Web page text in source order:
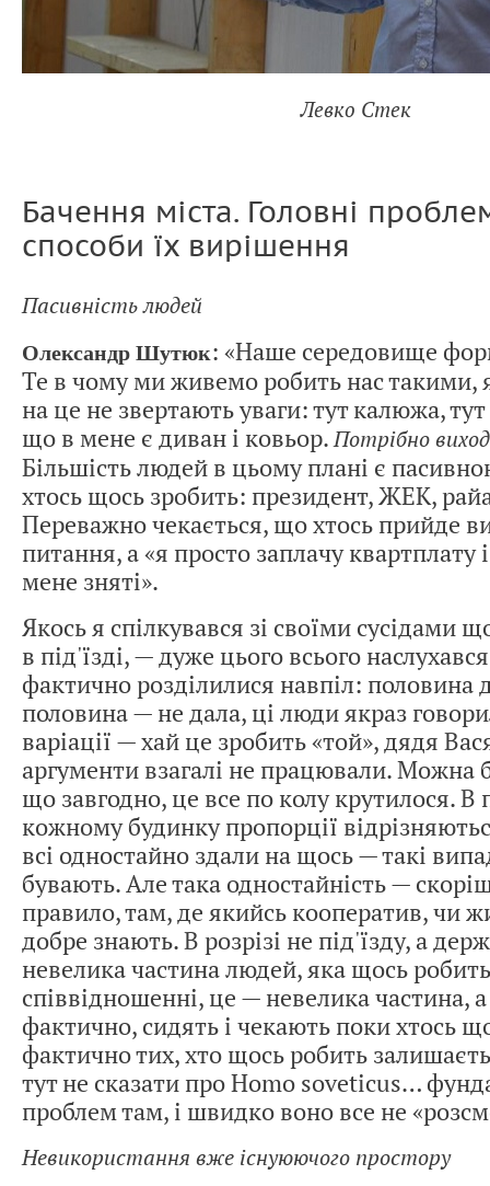
Левко Стек
Бачення міста. Головні
способи їх вирішення
Пасивність людей
Олександр Шутюк: «Наше середовище
Те в чому ми живемо робить нас такими,
на це не звертають уваги: тут калюжа,
що в мене є диван і ковьор.Потрібно
Більшість людей в цьому плані є
хтось щось зробить: президент, ЖЕК,
Переважно чекається, що хтось прийде
питання, а «я просто заплачу квартплату
мене зняті».
Якось я спілкувався зі своїми сусідами
в під'їзді, — дуже цього всього
фактично розділилися навпіл: половина
половина — не дала, ці люди якраз
варіації — хай це зробить «той», дядя
аргументи взагалі не працювали. Можна
що завгодно, це все по колу крутилося. В
кожному будинку пропорції
всі одностайно здали на щось — такі
бувають. Але така одностайність —
правило, там, де якийсь кооператив, чи
добре знають. В розрізі не під'їзду, а
невелика частина людей, яка щось
співвідношенні, це — невелика частина,
фактично, сидять і чекають поки хтось
фактично тих, хто щось робить
тут не сказати про Homo soveticus…
проблем там, і швидко воно все не
Невикористання вже існуюючого простору